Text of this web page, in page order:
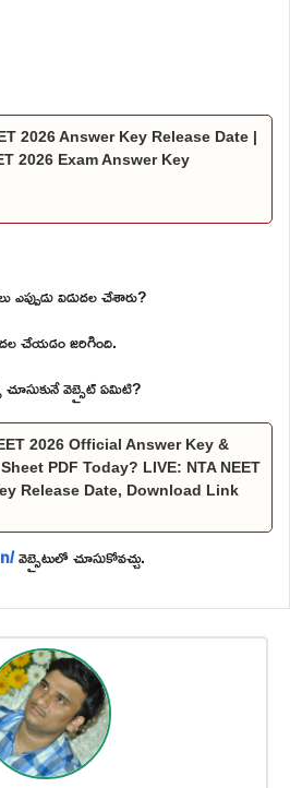
2026 Answer Key Release Date |
2026 Exam Answer Key
విడుదల చేశారు?
చేయడం జరిగింది.
వెబ్సైట్ ఏమిటి?
2026 Official Answer Key &
PDF Today? LIVE: NTA NEET
Release Date, Download Link
వెబ్సైటులో చూసుకోవచ్చు.